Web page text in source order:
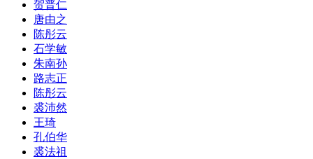
贺普仁
唐由之
陈彤云
石学敏
朱南孙
路志正
陈彤云
裘沛然
王琦
孔伯华
裘法祖